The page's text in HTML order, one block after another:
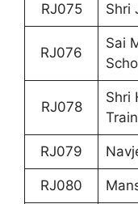
RJ075 Shri
RJ076
Sai
RJ078
Shri
RJ079
RJ080